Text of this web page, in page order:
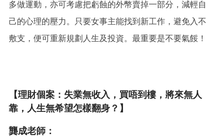
多做運動，亦可考慮把虧蝕的外幣賣掉一部分，減輕自
己的心理的壓力。只要女事主能找到新工作，避免入不
敷支，便可重新規劃人生及投資。最重要是不要氣餒！
【理財個案：失業無收入，買唔到樓，將來無人
靠，人生無希望怎樣翻身？】
龔成老師：